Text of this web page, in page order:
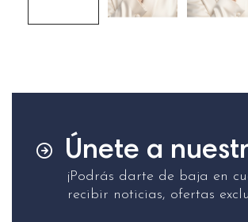
Únete a
¡Podrás darte de baja en
recibir noticias, ofertas